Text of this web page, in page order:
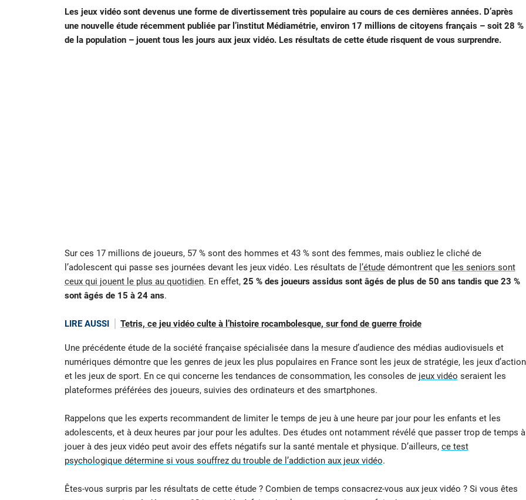
Les jeux vidéo sont devenus une forme de divertissement très populaire au cours de ces dernières années. D’après
une nouvelle étude récemment publiée par l’institut Médiamétrie, environ 17 millions de citoyens français – soit 28 %
de la population – jouent tous les jours aux jeux vidéo. Les résultats de cette étude risquent de vous surprendre.
Sur ces 17 millions de joueurs, 57 % sont des hommes et 43 % sont des femmes, mais oubliez le cliché de
l’adolescent qui passe ses journées devant les jeux vidéo. Les résultats de l’étudedémontrent que les seniors sont
ceux qui jouent le plus au quotidien. En effet, 25 % des joueurs assidus sont âgés de plus de 50 ans tandis que 23 %
sont âgés de 15 à 24 ans.
LIRE AUSSI Tetris, ce jeu vidéo culte à l’histoire rocambolesque, sur fond de guerre froide
Une précédente étude de la société française spécialisée dans la mesure d’audience des médias audiovisuels et
numériques démontre que les genres de jeux les plus populaires en France sont les jeux de stratégie, les jeux d’action
et les jeux de sport. En ce qui concerne les tendances de consommation, les consoles de jeux vidéo seraient les
plateformes préférées des joueurs, suivies des ordinateurs et des smartphones.
Rappelons que les experts recommandent de limiter le temps de jeu à une heure par jour pour les enfants et les
adolescents, et à deux heures par jour pour les adultes. Des études ont notamment révélé que passer trop de temps à
jouer à des jeux vidéo peut avoir des effets négatifs sur la santé mentale et physique. D’ailleurs, ce test
psychologique détermine si vous souffrez du trouble de l’addiction aux jeux vidéo.
Êtes-vous surpris par les résultats de cette étude ? Combien de temps consacrez-vous aux jeux vidéo ? Si vous êtes